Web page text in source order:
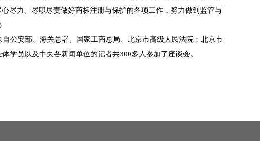
尽力、尽职尽责做好商标注册与保护的各项工作，努力做到监管与
公安部、海关总署、国家工商总局、北京市高级人民法院；北京市
学员以及中央各新闻单位的记者共300多人参加了座谈会。